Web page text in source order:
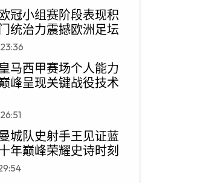
冠小组赛阶段表现积
统治力震撼欧洲足坛
马西甲赛场个人能力
峰呈现关键战役技术
城队史射手王见证蓝
年巅峰荣耀史诗时刻